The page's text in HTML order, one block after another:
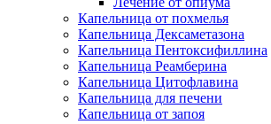
Капельница от похмелья
Капельница Дексаметазона
Капельница Пентоксифиллина
Капельница Реамберина
Капельница Цитофлавина
Капельница для печени
Капельница от запоя